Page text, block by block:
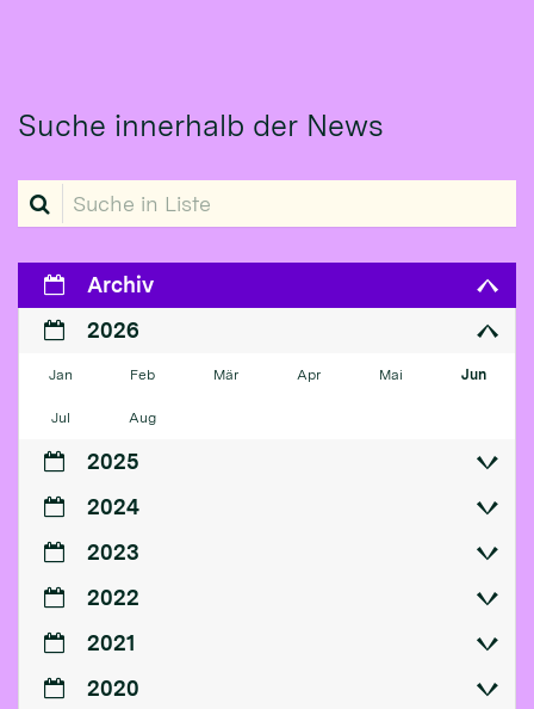
Suche innerhalb der News
Suche in Liste
Archiv
2026
Jan Feb Mär Apr Mai Jun
Jul Aug
2025
2024
2023
2022
2021
2020